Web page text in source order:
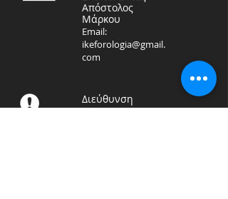
Απόστολος
Μάρκου
Email:
ikeforologia@gmail.
com
Διεύθυνση
ΦΟΡΟΤΕΧΝΙΚΗ ΛΟΓΙΣΤΙΚΗ